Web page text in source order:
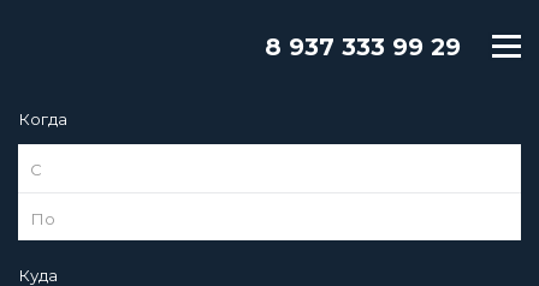
8 937 333 99 29
Когда
Куда